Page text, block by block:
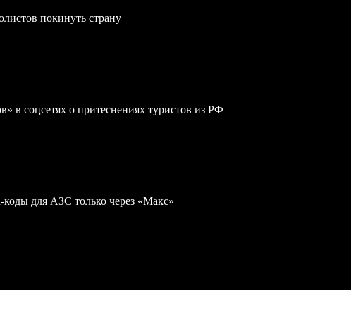
покинуть страну
в соцсетях о притеснениях туристов из РФ
коды для АЗС только через «Макс»